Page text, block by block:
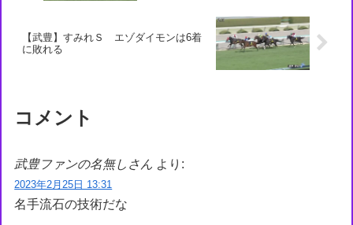
【武豊】すみれＳ エゾダイモンは6着
に敗れる
コメント
武豊ファンの名無しさん より:
2023年2月25日 13:31
名手流石の技術だな